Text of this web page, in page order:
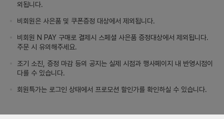
외됩니다.
비회원은 사은품 및 쿠폰증정 대상에서 제외됩니다.
비회원 N PAY 구매로 결제시 스페셜 사은품 증정대상에서 제외됩니다.
주문 시 유의해주세요.
조기 소진, 증정 마감 등의 공지는 실제 시점과 행사페이지 내 반영시점이
다를 수 있습니다.
회원특가는 로그인 상태에서 프로모션 할인가를 확인하실 수 있습니다.